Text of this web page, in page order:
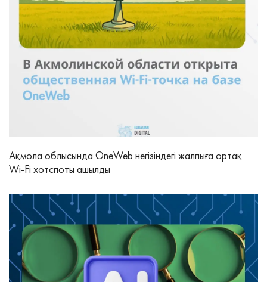
Ақмола облысында OneWeb негізіндегі жалпыға ортақ
Wi-Fi хотспоты ашылды